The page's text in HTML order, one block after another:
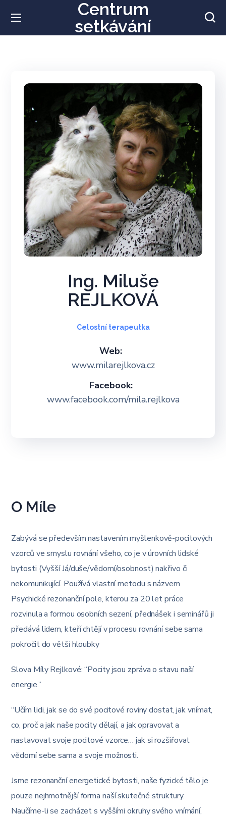
Centrum
setkávání
Ing. Miluše
REJLKOVÁ
Celostní terapeutka
Web:
www.milarejlkova.cz
Facebook:
www.facebook.com/mila.rejlkova
O Míle
Zabývá se především nastavením myšlenkově-pocitových
vzorců ve smyslu rovnání všeho, co je v úrovních lidské
bytosti (Vyšší Já/duše/vědomí/osobnost) nakřivo či
nekomunikující. Používá vlastní metodu s názvem
Psychické rezonanční pole, kterou za 20 let práce
rozvinula a formou osobních sezení, přednášek i seminářů ji
předává lidem, kteří chtějí v procesu rovnání sebe sama
pokročit do větší hloubky
Slova Míly Rejlkové: “Pocity jsou zpráva o stavu naší
energie.”
“Učím lidi, jak se do své pocitové roviny dostat, jak vnímat,
co, proč a jak naše pocity dělají, a jak opravovat a
nastavovat svoje pocitové vzorce… jak si rozšiřovat
vědomí sebe sama a svoje možnosti.
Jsme rezonanční energetické bytosti, naše fyzické tělo je
pouze nejhmotnější forma naší skutečné struktury.
Naučíme-li se zacházet s vyššími okruhy svého vnímání,